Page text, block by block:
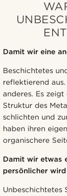
Damit wir eine
Beschichtetes
reflektierend
anderes. Es
Struktur des
schlichten und
haben ihren
organischere
Damit wir etwas
persönlicher wird
Unbeschichtetes